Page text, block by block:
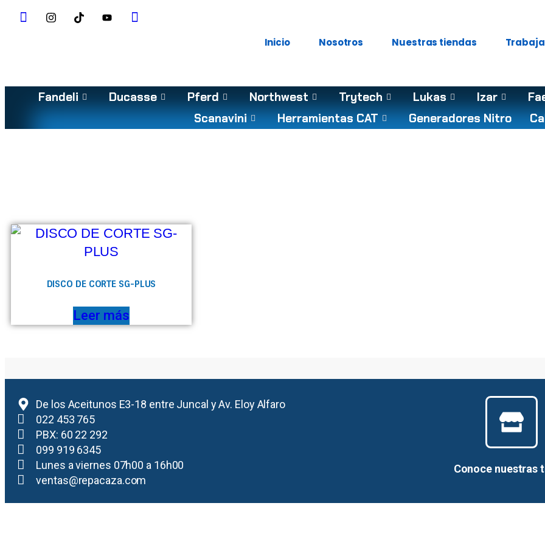
Inicio Nosotros Nuestras tiendas
Fandeli Ducasse Pferd Northwest Trytech Lukas Izar
Scanavini
Herramientas CAT Generadores Nitro
DISCO DE CORTE SG-PLUS
Leer más
De los Aceitunos E3-18 entre Juncal y Av. Eloy Alfaro
022 453 765
PBX: 60 22 292
099 919 6345
Lunes a viernes 07h00 a 16h00
ventas@repacaza.com
Conoce nuestras